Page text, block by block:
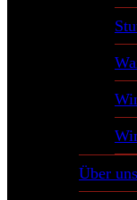
Über uns